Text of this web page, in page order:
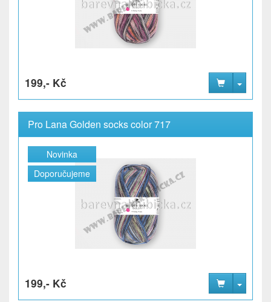
199,- Kč
Pro Lana Golden socks color 717
Novinka
Doporučujeme
199,- Kč